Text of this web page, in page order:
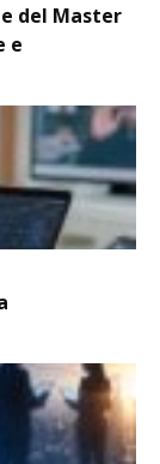
del Master
e